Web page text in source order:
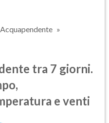
Acquapendente
tra 7 giorni.
e venti